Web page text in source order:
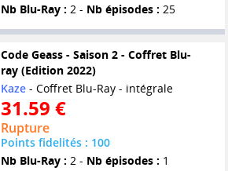
Nb Blu-Ray : 2 - Nb épisodes : 25
Code Geass - Saison 2 - Coffret Blu-
ray (Edition 2022)
Kaze- Coffret Blu-Ray - intégrale
31.59 €
Rupture
Points fidelités : 100
Nb Blu-Ray : 2 - Nb épisodes : 1